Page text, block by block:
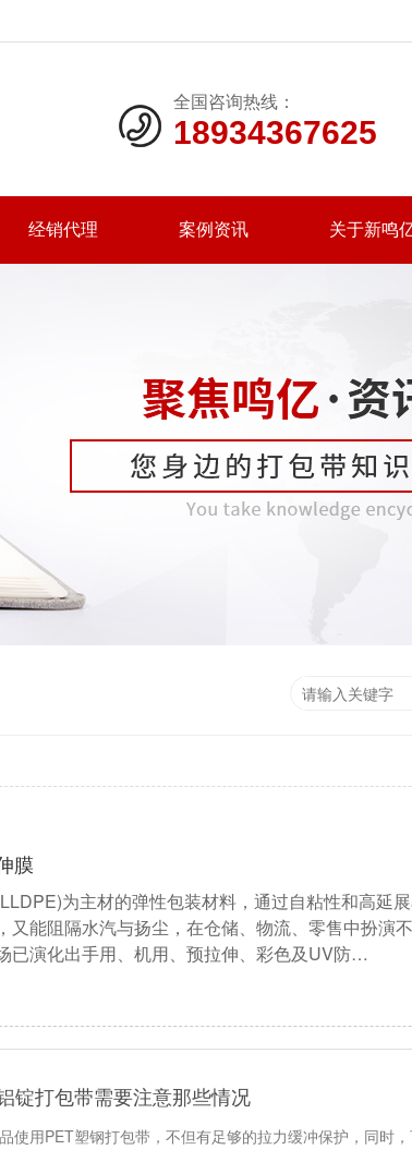
全国咨询热线：
18934367625
经销代理 案例资讯 关于新鸣
膜
为主材的弹性包装材料，通过自粘性和高延
能阻隔水汽与扬尘，在仓储、物流、零售中扮演不
已演化出手用、机用、预拉伸、彩色及UV防…
锭打包带需要注意那些情况
使用PET塑钢打包带，不但有足够的拉力缓冲保护，同时